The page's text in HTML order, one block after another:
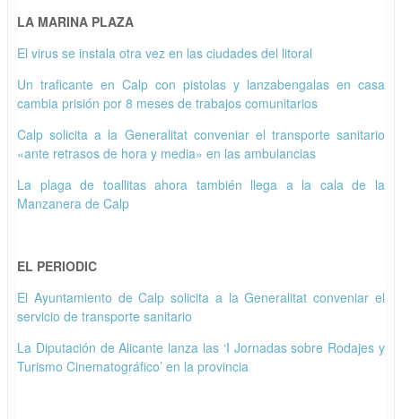
LA MARINA PLAZA
El virus se instala otra vez en las ciudades del litoral
Un traficante en Calp con pistolas y lanzabengalas en casa
cambia prisión por 8 meses de trabajos comunitarios
Calp solicita a la Generalitat conveniar el transporte sanitario
«ante retrasos de hora y media» en las ambulancias
La plaga de toallitas ahora también llega a la cala de la
Manzanera de Calp
EL PERIODIC
El Ayuntamiento de Calp solicita a la Generalitat conveniar el
servicio de transporte sanitario
La Diputación de Alicante lanza las ‘I Jornadas sobre Rodajes y
Turismo Cinematográfico’ en la provincia